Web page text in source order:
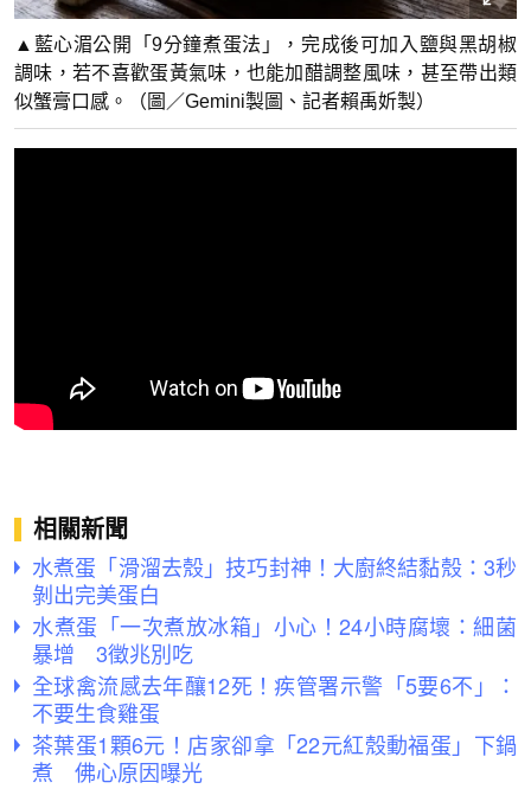
▲藍心湄公開「9分鐘煮蛋法」，完成後可加入鹽與黑胡椒
調味，若不喜歡蛋黃氣味，也能加醋調整風味，甚至帶出類
似蟹膏口感。（圖／Gemini製圖、記者賴禹妡製）
相關新聞
水煮蛋「滑溜去殼」技巧封神！大廚終結黏殼：3秒
剝出完美蛋白
水煮蛋「一次煮放冰箱」小心！24小時腐壞：細菌
暴增 3徵兆別吃
全球禽流感去年釀12死！疾管署示警「5要6不」：
不要生食雞蛋
茶葉蛋1顆6元！店家卻拿「22元紅殼動福蛋」下鍋
煮 佛心原因曝光